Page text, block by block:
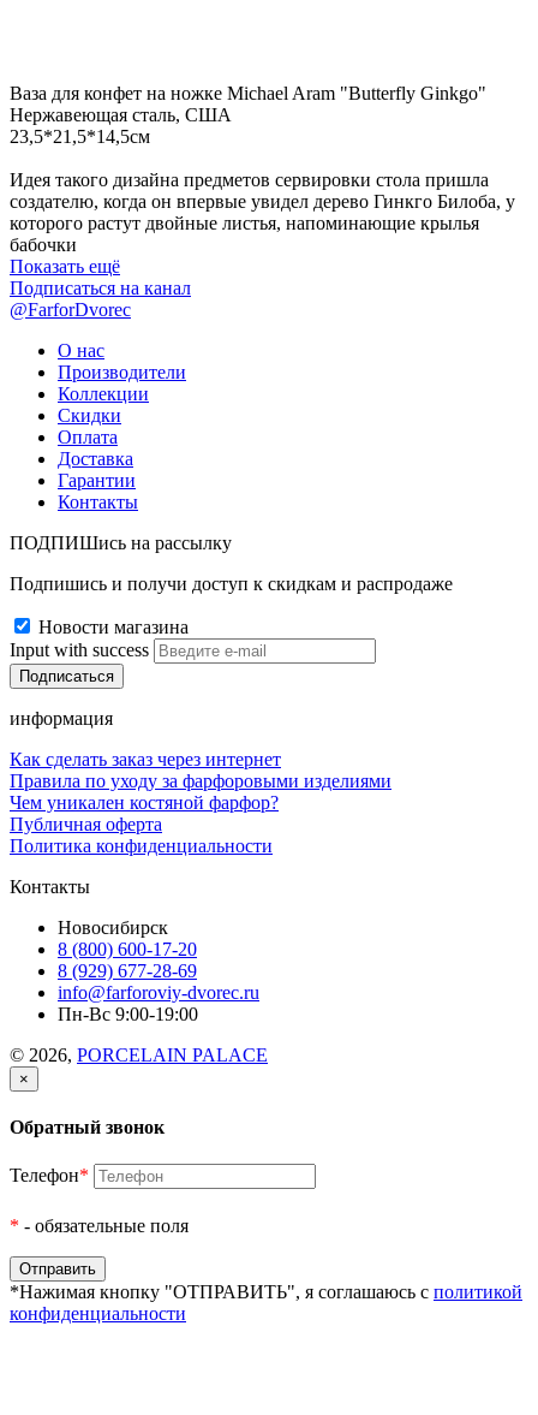
Ваза для конфет на ножке Michael Aram "Butterfly Ginkgo"
Нержавеющая сталь, США
23,5*21,5*14,5см
Идея такого дизайна предметов сервировки стола пришла
создателю, когда он впервые увидел дерево Гинкго Билоба, у
которого растут двойные листья, напоминающие крылья
бабочки
Показать ещё
Подписаться на канал
@FarforDvorec
О нас
Производители
Коллекции
Скидки
Оплата
Доставка
Гарантии
Контакты
ПОДПИШись на рассылку
Подпишись и получи доступ к скидкам и распродаже
Новости магазина
Input with success
информация
Как сделать заказ через интернет
Правила по уходу за фарфоровыми изделиями
Чем уникален костяной фарфор?
Публичная оферта
Политика конфиденциальности
Контакты
Новосибирск
8 (800) 600-17-20
8 (929) 677-28-69
info@farforoviy-dvorec.ru
Пн-Вс 9:00-19:00
© 2026, PORCELAIN PALACE
×
Обратный звонок
Телефон*
* - обязательные поля
*Нажимая кнопку "ОТПРАВИТЬ", я соглашаюсь с политикой
конфиденциальности